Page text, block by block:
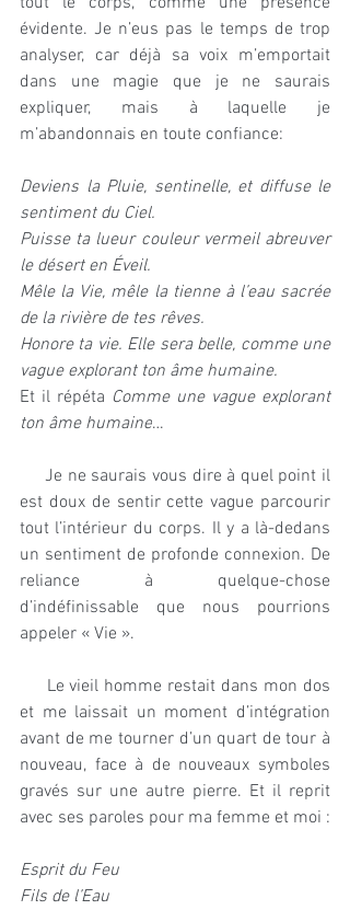
évidente. Je n’eus pas le temps de trop
analyser, car déjà sa voix m’emportait
dans une magie que je ne saurais
expliquer, mais à laquelle je
m’abandonnais en toute confiance:
Deviens la Pluie, sentinelle, et diffuse le
sentiment du Ciel.
Puisse ta lueur couleur vermeil abreuver
le désert en Éveil.
Mêle la Vie, mêle la tienne à l’eau sacrée
de la rivière de tes rêves.
Honore ta vie. Elle sera belle, comme une
vague explorant ton âme humaine.
Et il répéta Comme une vague explorant
ton âme humaine…
Je ne saurais vous dire à quel point il
est doux de sentir cette vague parcourir
tout l’intérieur du corps. Il y a là-dedans
un sentiment de profonde connexion. De
reliance à quelque-chose
d’indéfinissable que nous pourrions
appeler « Vie ».
Le vieil homme restait dans mon dos
et me laissait un moment d’intégration
avant de me tourner d’un quart de tour à
nouveau, face à de nouveaux symboles
gravés sur une autre pierre. Et il reprit
avec ses paroles pour ma femme et moi :
Esprit du Feu
Fils de l’Eau